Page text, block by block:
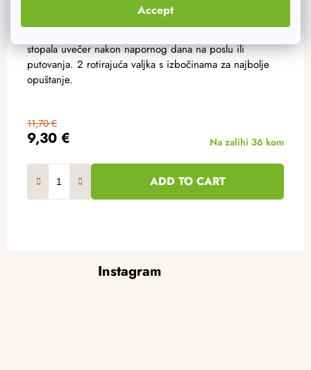
Accept
Drveni masažer za stopala - 2 valjci
9,30 €
11,70 €
Na zalihi 36 kom
ADD TO CART
stopala uvečer nakon napornog dana na poslu ili
putovanja. 2 rotirajuća valjka s izbočinama za najbolje
opuštanje.
Instagram